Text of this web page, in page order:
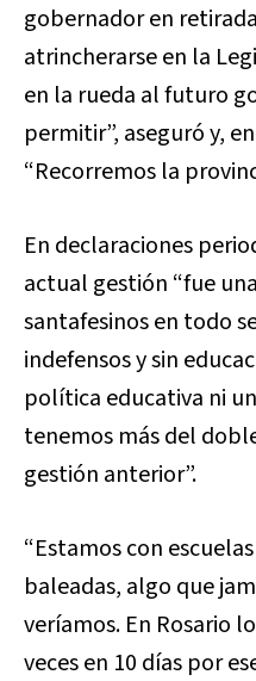
gobernador en
atrincherarse en la
en la rueda al futuro
permitir”, aseguró y,
“Recorremos la
En declaraciones
actual gestión “fue
santafesinos en todo
indefensos y sin
política educativa ni
tenemos más del
gestión anterior”.
“Estamos con
baleadas, algo que
veríamos. En Rosario
veces en 10 días por